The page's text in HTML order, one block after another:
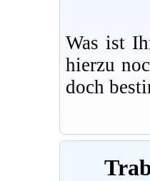
Was ist
hierzu
doch